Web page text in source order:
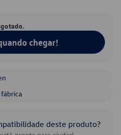
chegar!
deste produto?